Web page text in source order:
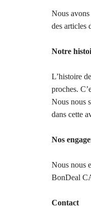
Nous avons
des articles
Notre
L’histoire
proches.
Nous nous
dans cette
Nos
Nous nous
BonDeal
Contact